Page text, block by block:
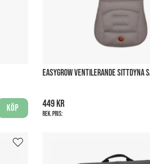
Köp
EASYGROW VENTILERANDE SITTDYNA
449 kr
Rek. pris: